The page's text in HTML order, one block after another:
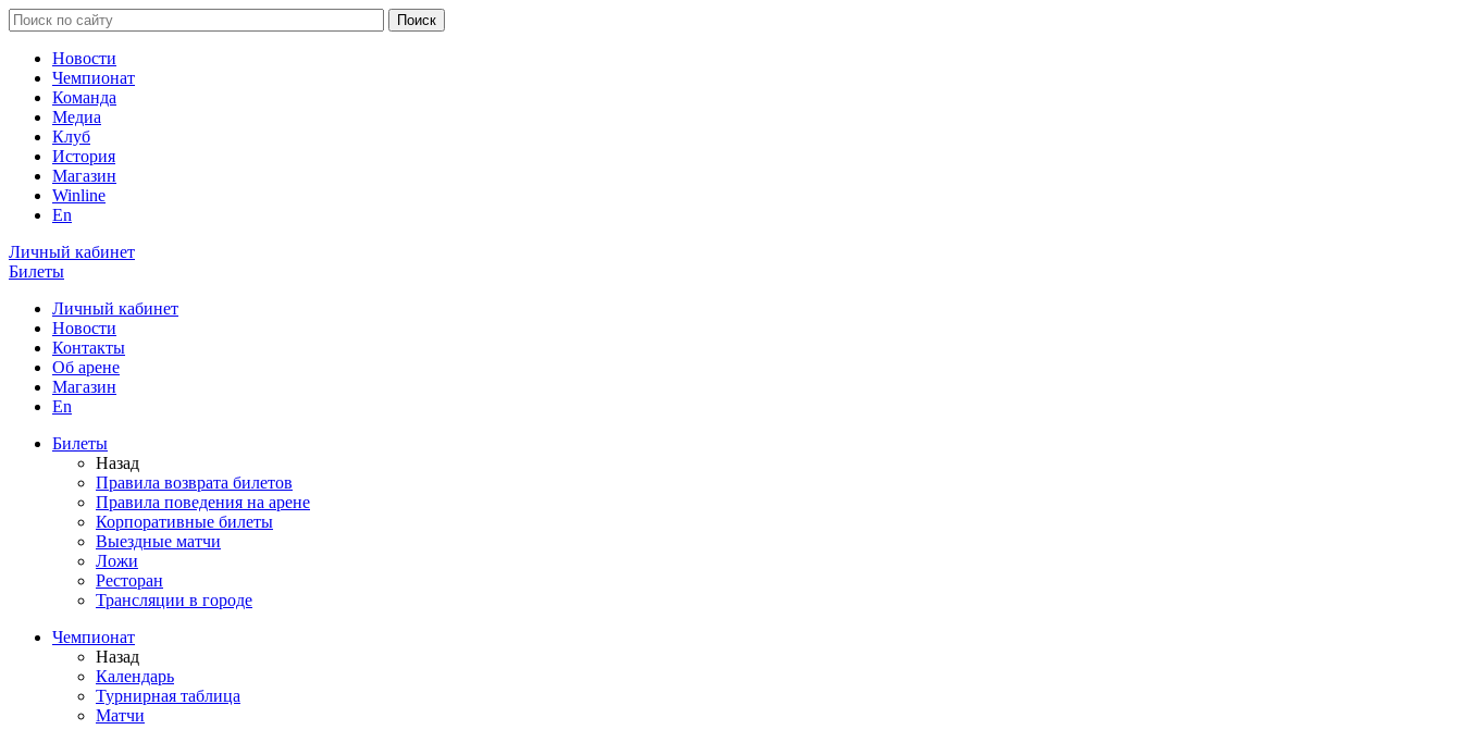
Новости
Чемпионат
Команда
Медиа
Клуб
История
Магазин
Winline
En
Личный кабинет
Билеты
Личный кабинет
Новости
Контакты
Об арене
Магазин
En
Билеты
Назад
Правила возврата билетов
Правила поведения на арене
Корпоративные билеты
Выездные матчи
Ложи
Ресторан
Трансляции в городе
Чемпионат
Назад
Календарь
Турнирная таблица
Матчи